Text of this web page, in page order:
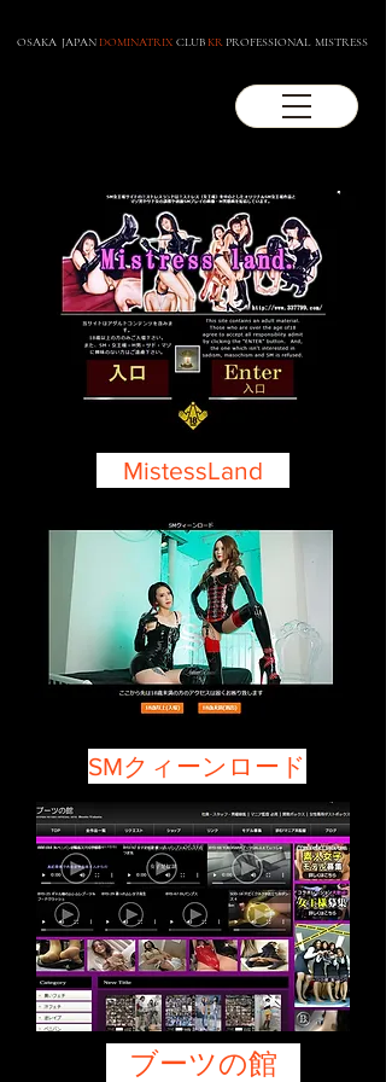
OSAKA JAPANDOMINATRIX CLUBKRPROFESSIONAL MISTRESS
MistessLand
SMクィーンロード
ブーツの館